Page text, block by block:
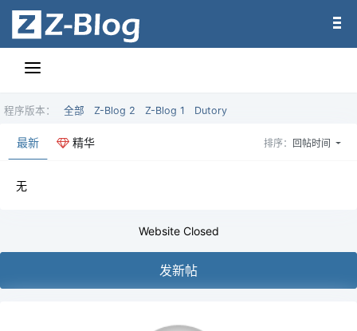
程序版本： 全部 Z-Blog 2 Z-Blog 1 Dutory
最新 精华 排序： 回帖时间
无
Website Closed
发新帖